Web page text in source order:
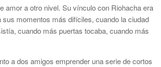
amor a otro nivel. Su vínculo con Riohacha era
momentos más difíciles, cuando la ciudad
cuando más puertas tocaba, cuando más
a dos amigos emprender una serie de cortos